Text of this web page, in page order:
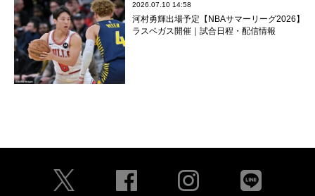
2026.07.10 14:58
河村勇輝出場予定【NBAサマーリーグ2026】
ラスベガス開催｜試合日程・配信情報